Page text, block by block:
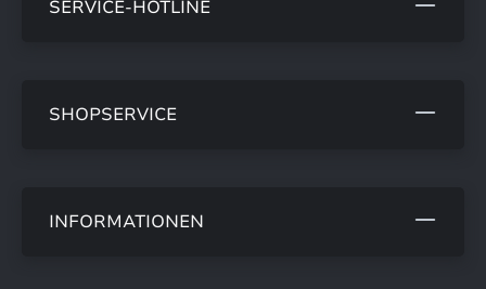
SERVICE-HOTLINE
SHOPSERVICE
INFORMATIONEN